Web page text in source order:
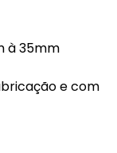
à 35mm
e com